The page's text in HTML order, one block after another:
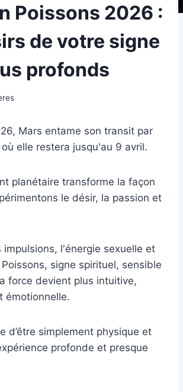
Poissons 2026 :
de votre signe
profonds
Mars entame son transit par
elle restera jusqu'au 9 avril.
planétaire transforme la façon
le désir, la passion et
impulsions, l'énergie sexuelle et
signe spirituel, sensible
force devient plus intuitive,
émotionnelle.
d’être simplement physique et
profonde et presque